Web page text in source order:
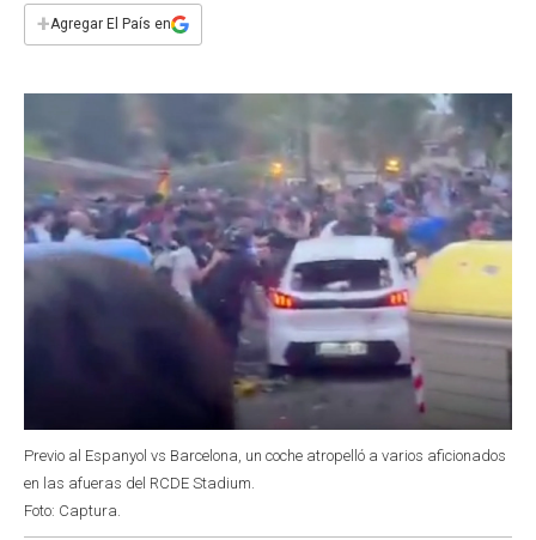
e
b
s
t
i
l
+Agregar El País en
Previo al Espanyol vs Barcelona, un coche atropelló a varios aficionados
en las afueras del RCDE Stadium.
Foto: Captura.